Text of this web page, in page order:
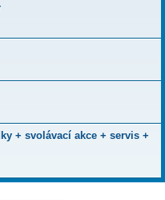
+ svolávací akce + servis +